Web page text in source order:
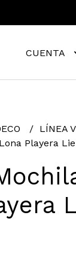
CUENTA
LÍNEA
Playera